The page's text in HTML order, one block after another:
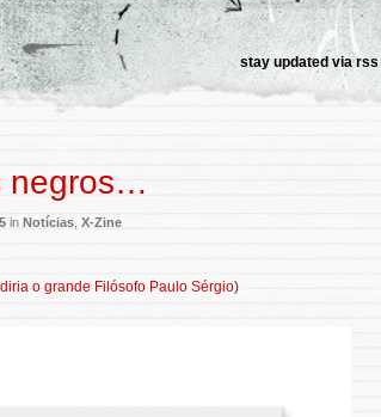
stay updated viarss
negros…
in Notícias X-Zine
o grande Filósofo Paulo Sérgio)